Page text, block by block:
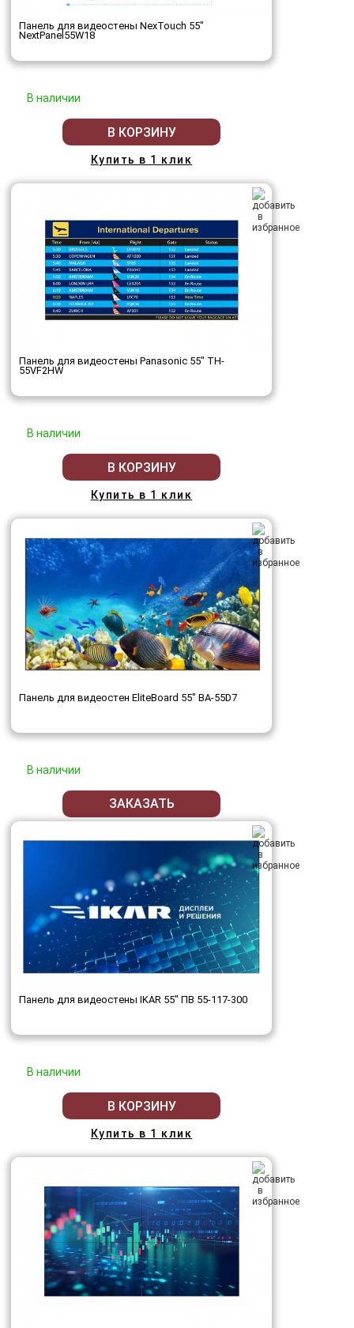
Панель для видеостены NexTouch 55"
NextPanel55W18
В наличии
В КОРЗИНУ
Купить в 1 клик
Панель для видеостены Panasonic 55" TH-
55VF2HW
В наличии
В КОРЗИНУ
Купить в 1 клик
Панель для видеостен EliteBoard 55" BA-55D7
В наличии
ЗАКАЗАТЬ
Панель для видеостены IKAR 55" ПВ 55-117-300
В наличии
В КОРЗИНУ
Купить в 1 клик